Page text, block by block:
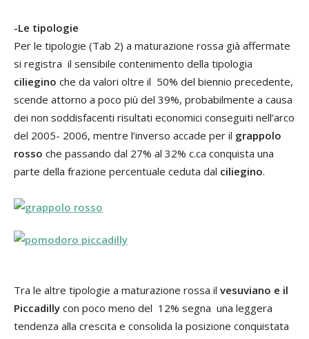
-Le tipologie
Per le tipologie (Tab 2) a maturazione rossa già affermate
si registra il sensibile contenimento della tipologia
ciliegino che da valori oltre il 50% del biennio precedente,
scende attorno a poco più del 39%, probabilmente a causa
dei non soddisfacenti risultati economici conseguiti nell’arco
del 2005- 2006, mentre l’inverso accade per il grappolo
rosso che passando dal 27% al 32% c.ca conquista una
parte della frazione percentuale ceduta dal ciliegino.
Tra le altre tipologie a maturazione rossa il vesuviano e il
Piccadilly con poco meno del 12% segna una leggera
tendenza alla crescita e consolida la posizione conquistata